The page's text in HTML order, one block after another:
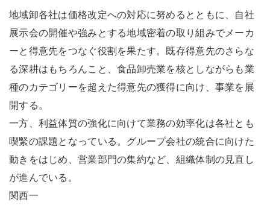
地域卸各社は価格改定への対応に努めるとともに、自社
展示会の開催や強みとする地域密着の取り組みでメーカ
ーと得意先をつなぐ役割を果たす。既存得意先のさらな
る深耕はもちろんこと、食品卸売業を核としながらも業
種のカテゴリーを超えた得意先の獲得に向け、事業を展
開する。
一方、利益体質の強化に向けて業務の効率化は各社とも
喫緊の課題となっている。グループ会社の統合に向けた
動きをはじめ、営業部門の集約など、組織体制の見直し
が進んでいる。
関西一